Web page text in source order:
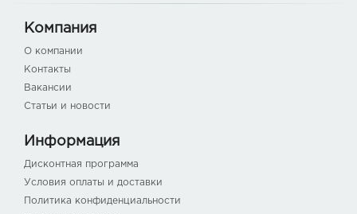
Компания
О компании
Контакты
Вакансии
Статьи и новости
Информация
Дисконтная программа
Условия оплаты и доставки
Политика конфиденциальности